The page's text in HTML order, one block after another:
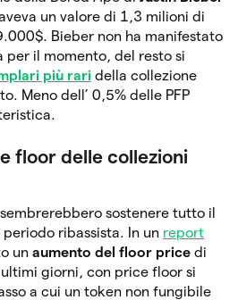
un valore di 1,3 milioni di
Bieber non ha manifestato
per il momento, del resto si
più rari della collezione
Meno dell’ 0,5% delle PFP
floor delle collezioni
sostenere tutto il
ribassista. In un report
un aumento del floor price di
giorni, con price floor si
a cui un token non fungibile